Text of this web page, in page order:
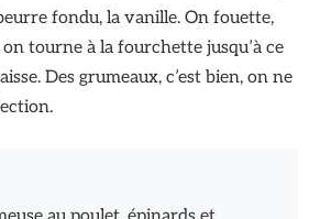
fondu, la vanille. On fouette,
tourne à la fourchette jusqu’à ce
Des grumeaux, c’est bien, on ne